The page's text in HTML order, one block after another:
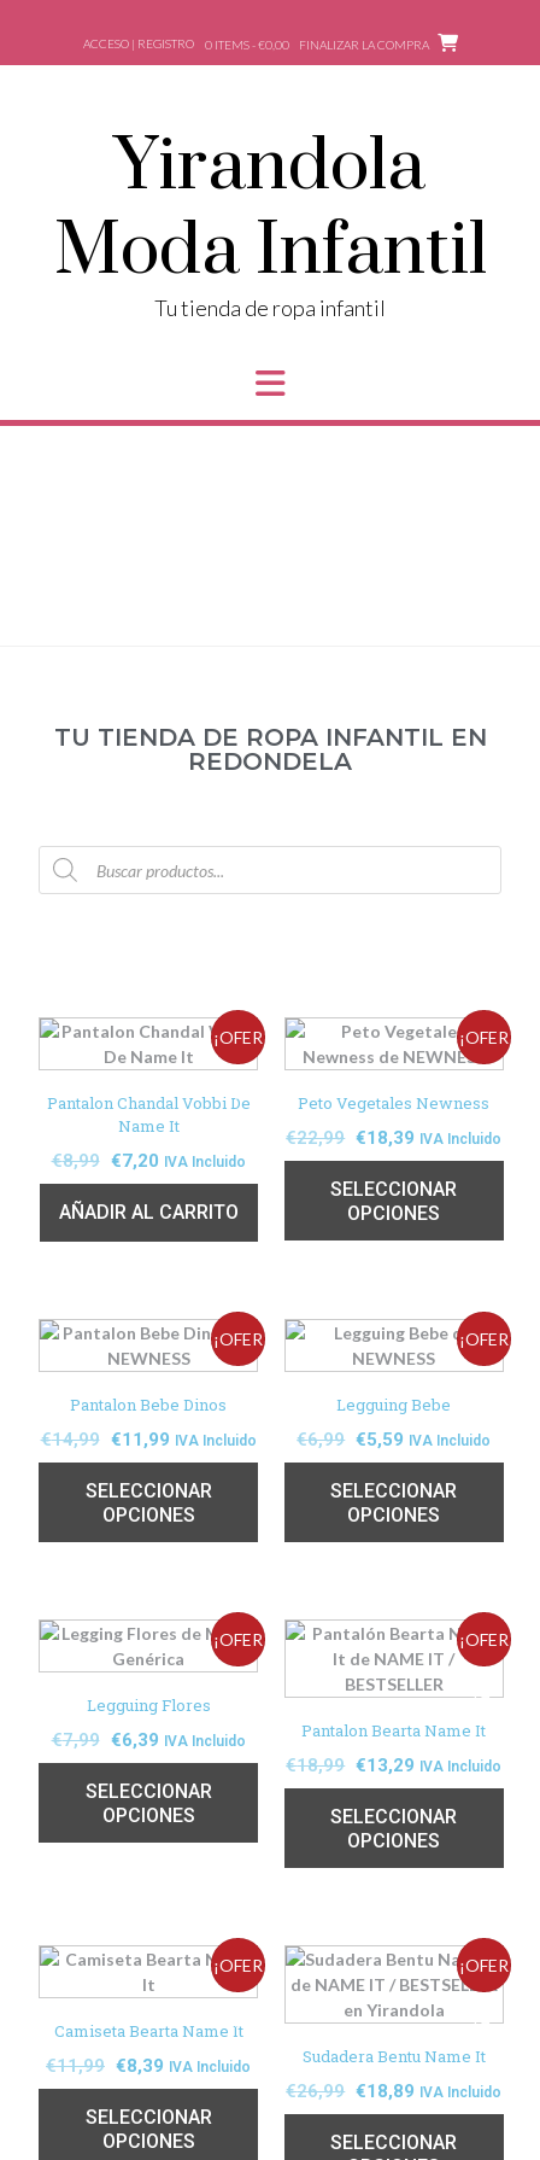
ACCESO | REGISTRO 0 ITEMS - €0,00 FINALIZAR LA COMPRA
Yirandola
Moda Infantil
Tu tienda de ropa infantil
TU TIENDA DE ROPA INFANTIL EN
REDONDELA
¡OFER
TA!
Pantalon Chandal Vobbi De
Name It
€8,99 €7,20 IVA Incluido
AÑADIR AL CARRITO
¡OFER
Peto Vegetales Newness
€22,99 €18,39 IVA Incluido
SELECCIONAR
OPCIONES
¡OFER
Pantalon Bebe Dinos
€14,99 €11,99 IVA Incluido
SELECCIONAR
OPCIONES
¡OFER
Legguing Bebe
€6,99 €5,59 IVA Incluido
SELECCIONAR
OPCIONES
¡OFER
Legguing Flores
€7,99 €6,39 IVA Incluido
SELECCIONAR
OPCIONES
¡OFER
TA!
Pantalon Bearta Name It
€18,99 €13,29 IVA Incluido
SELECCIONAR
OPCIONES
¡OFER
Camiseta Bearta Name It
€11,99 €8,39 IVA Incluido
SELECCIONAR
OPCIONES
¡OFER
TA!
Sudadera Bentu Name It
€26,99 €18,89 IVA Incluido
SELECCIONAR